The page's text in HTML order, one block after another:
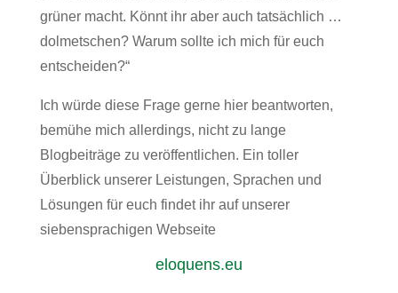
grüner macht. Könnt ihr aber auch tatsächlich …
dolmetschen? Warum sollte ich mich für euch
entscheiden?“
Ich würde diese Frage gerne hier beantworten,
bemühe mich allerdings, nicht zu lange
Blogbeiträge zu veröffentlichen. Ein toller
Überblick unserer Leistungen, Sprachen und
Lösungen für euch findet ihr auf unserer
siebensprachigen Webseite
eloquens.eu